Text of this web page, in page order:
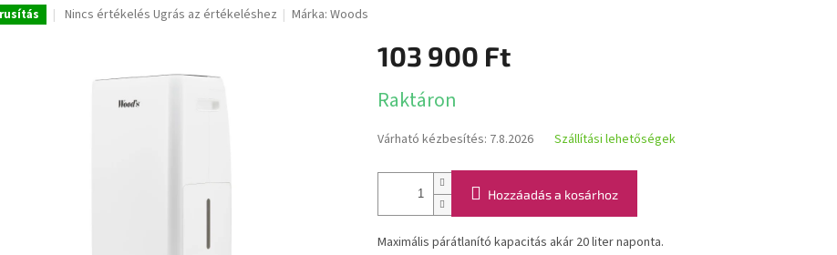
A
Nincs értékelés Ugrás az értékeléshez Márka:Woods
103 900 Ft
Raktáron
Várható kézbesítés: 7.8.2026 Szállítási lehetőségek
Hozzáadás a kosárhoz
Maximális párátlanító kapacitás akár 20 liter naponta.